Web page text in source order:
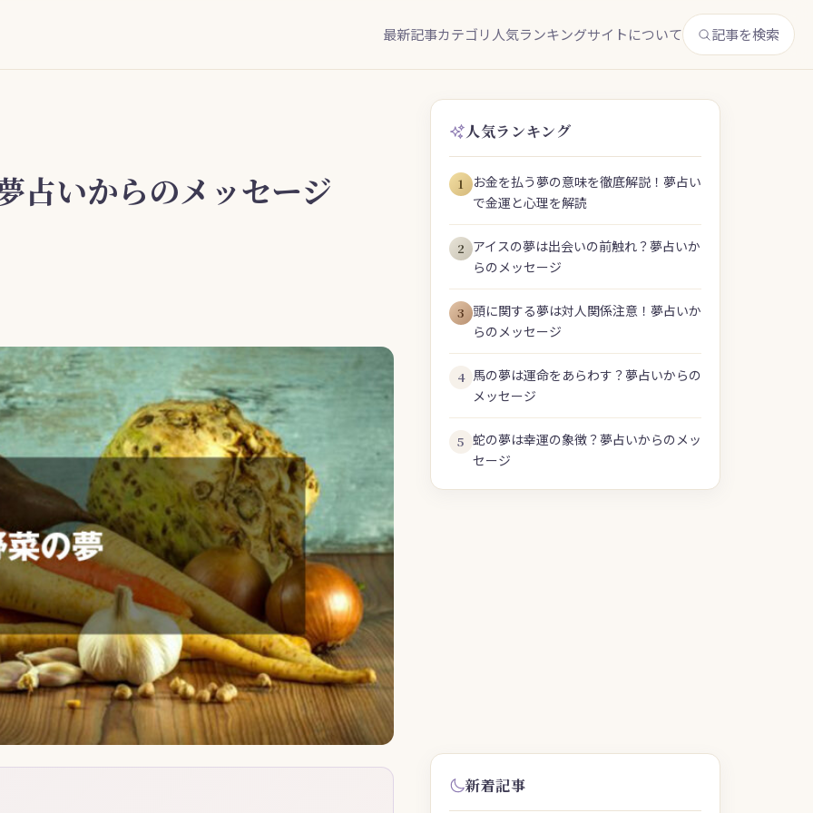
最新記事カテゴリ 人気ランキングサイトについて 記事を検索
占いからのメッセージ
人気ランキング
1
お金を払う夢の意味を徹底解説！夢占い
で金運と心理を解読
2 アイスの夢は出会いの前触れ？夢占いか
らのメッセージ
3 頭に関する夢は対人関係注意！夢占いか
らのメッセージ
4 馬の夢は運命をあらわす？夢占いからの
メッセージ
5 蛇の夢は幸運の象徴？夢占いからのメッ
セージ
新着記事